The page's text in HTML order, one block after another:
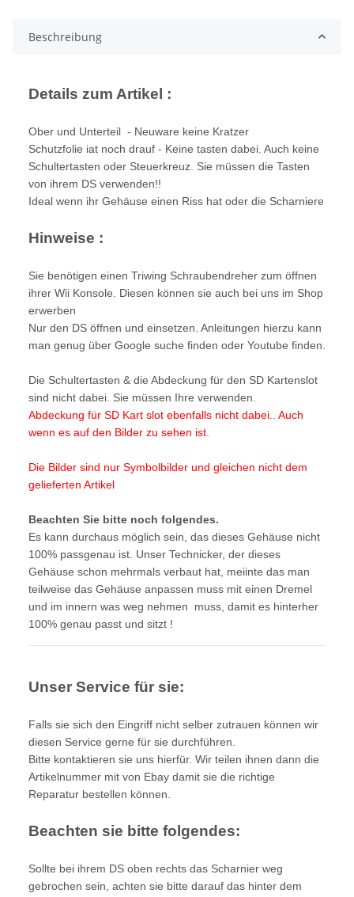
Beschreibung
Details zum Artikel :
Ober und Unterteil - Neuware keine Kratzer
Schutzfolie iat noch drauf - Keine tasten dabei. Auch keine
Schultertasten oder Steuerkreuz. Sie müssen die Tasten
von ihrem DS verwenden!!
Ideal wenn ihr Gehäuse einen Riss hat oder die Scharniere
Hinweise :
Sie benötigen einen Triwing Schraubendreher zum öffnen
ihrer Wii Konsole. Diesen können sie auch bei uns im Shop
erwerben
Nur den DS öffnen und einsetzen. Anleitungen hierzu kann
man genug über Google suche finden oder Youtube finden.
Die Schultertasten & die Abdeckung für den SD Kartenslot
sind nicht dabei. Sie müssen Ihre verwenden.
Abdeckung für SD Kart slot ebenfalls nicht dabei.. Auch
wenn es auf den Bilder zu sehen ist.
Die Bilder sind nur Symbolbilder und gleichen nicht dem
gelieferten Artikel
Beachten Sie bitte noch folgendes.
Es kann durchaus möglich sein, das dieses Gehäuse nicht
100% passgenau ist. Unser Technicker, der dieses
Gehäuse schon mehrmals verbaut hat, meiinte das man
teilweise das Gehäuse anpassen muss mit einen Dremel
und im innern was weg nehmen muss, damit es hinterher
100% genau passt und sitzt !
Unser Service für sie:
Falls sie sich den Eingriff nicht selber zutrauen können wir
diesen Service gerne für sie durchführen.
Bitte kontaktieren sie uns hierfür. Wir teilen ihnen dann die
Artikelnummer mit von Ebay damit sie die richtige
Reparatur bestellen können.
Beachten sie bitte folgendes:
Sollte bei ihrem DS oben rechts das Scharnier weg
gebrochen sein, achten sie bitte darauf das hinter dem